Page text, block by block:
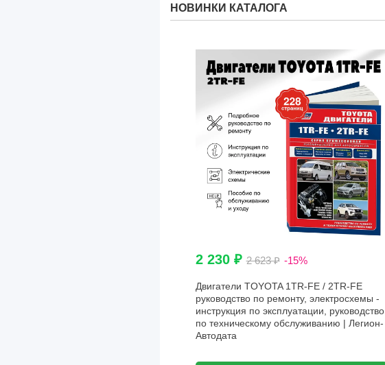
НОВИНКИ КАТАЛОГА
2 230 ₽2 623 ₽ -15%
Двигатели TOYOTA 1TR-FE / 2TR-FE
руководство по ремонту, электросхемы -
инструкция по эксплуатации, руководство
по техническому обслуживанию | Легион-
Aвтодата